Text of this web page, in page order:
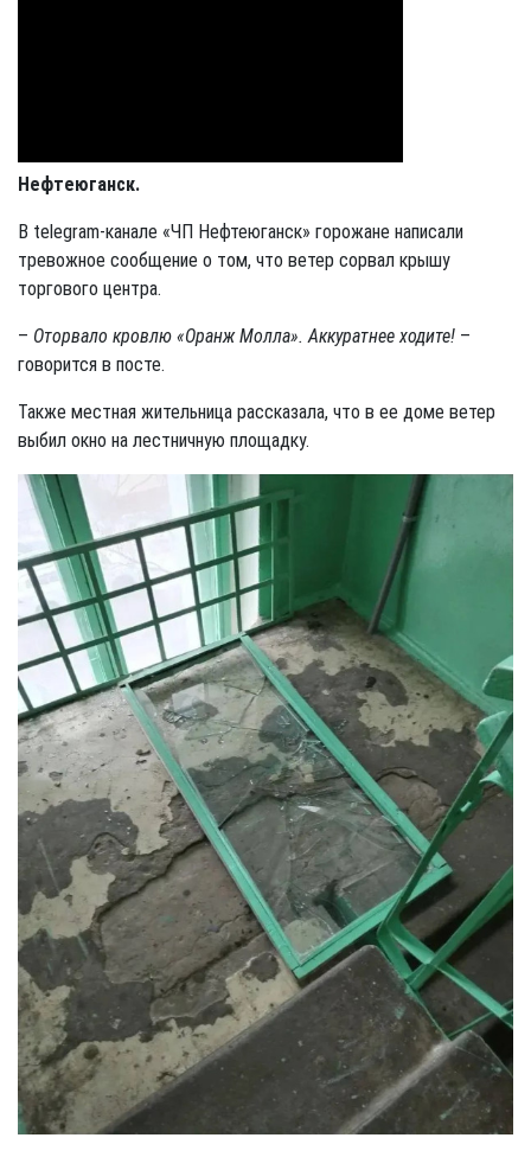
Нефтеюганск.
В telegram-канале «ЧП Нефтеюганск» горожане написали
тревожное сообщение о том, что ветер сорвал крышу
торгового центра.
– Оторвало кровлю «Оранж Молла». Аккуратнее ходите! –
говорится в посте.
Также местная жительница рассказала, что в ее доме ветер
выбил окно на лестничную площадку.